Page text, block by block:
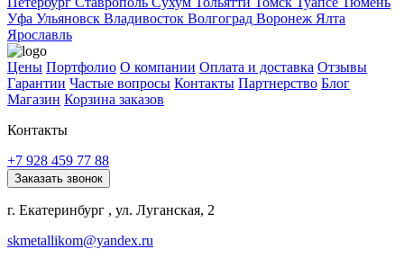
Уфа Ульяновск Владивосток Волгоград Воронеж Ялта
Ярославль
Цены Портфолио О компании Оплата и доставка Отзывы
Гарантии Частые вопросы Контакты Партнерство Блог
Магазин Корзина заказов
Контакты
+7 928 459 77 88
Заказать звонок
г. Екатеринбург , ул. Луганская, 2
skmetallikom@yandex.ru